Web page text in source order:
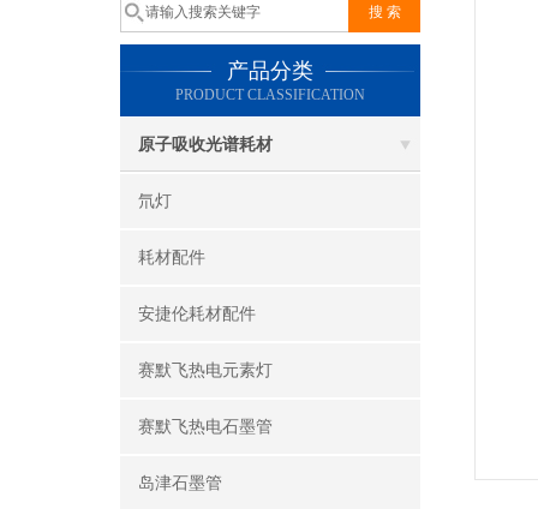
产品分类
PRODUCT CLASSIFICATION
原子吸收光谱耗材
氘灯
耗材配件
安捷伦耗材配件
赛默飞热电元素灯
赛默飞热电石墨管
岛津石墨管